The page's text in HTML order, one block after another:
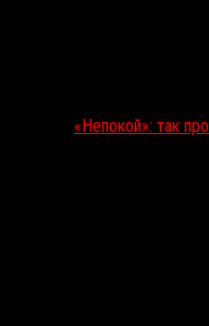
«Непокой»: так